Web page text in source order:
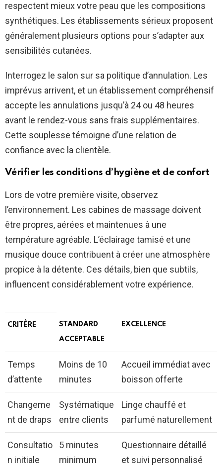
respectent mieux votre peau que les compositions
synthétiques. Les établissements sérieux proposent
généralement plusieurs options pour s’adapter aux
sensibilités cutanées.
Interrogez le salon sur sa politique d’annulation. Les
imprévus arrivent, et un établissement compréhensif
accepte les annulations jusqu’à 24 ou 48 heures
avant le rendez-vous sans frais supplémentaires.
Cette souplesse témoigne d’une relation de
confiance avec la clientèle.
Vérifier les conditions d’hygiène et de confort
Lors de votre première visite, observez
l’environnement. Les cabines de massage doivent
être propres, aérées et maintenues à une
température agréable. L’éclairage tamisé et une
musique douce contribuent à créer une atmosphère
propice à la détente. Ces détails, bien que subtils,
influencent considérablement votre expérience.
CRITÈRE STANDARD
ACCEPTABLE
EXCELLENCE
Temps
d’attente
Moins de 10
minutes
Accueil immédiat avec
boisson offerte
Changeme
nt de draps
Systématique
entre clients
Linge chauffé et
parfumé naturellement
Consultatio
n initiale
5 minutes
minimum
Questionnaire détaillé
et suivi personnalisé